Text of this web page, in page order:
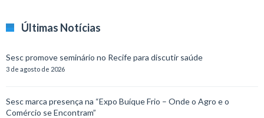
Últimas Notícias
Sesc promove seminário no Recife para discutir saúde
3 de agosto de 2026
Sesc marca presença na “Expo Buíque Frio – Onde o Agro e o
Comércio se Encontram”